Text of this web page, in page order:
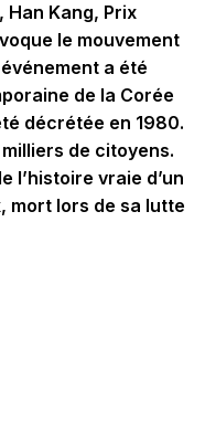
Han Kang, Prix
le mouvement
a été
de la Corée
décrétée en 1980.
de citoyens.
l’histoire vraie d’un
mort lors de sa lutte